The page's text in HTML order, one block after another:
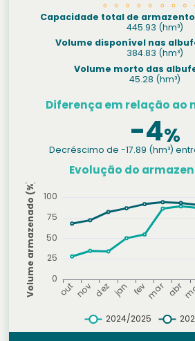
Capacidade total de
445.93 (hm³)
Volume disponível nas
384.83 (hm³)
Volume morto das
45.28 (hm³)
Diferença em relação ao
-4%
Decréscimo de -17.89 (hm³)
Evolução do